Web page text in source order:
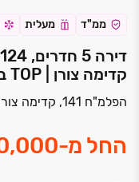
ממ"ד מעלית
קדימה צורן | TOP במרחבי השרון
הפלמ"ח 141, קדימה צורן
החל מ-